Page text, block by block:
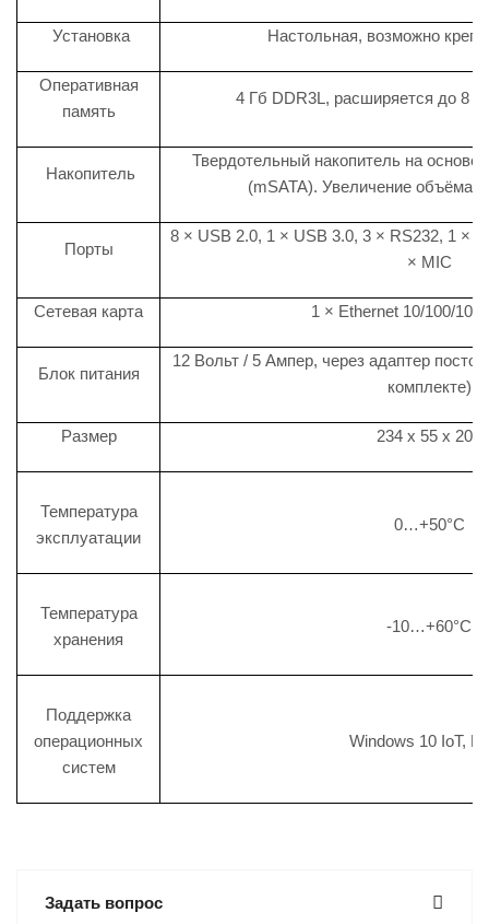
Установка Настольная, возможно
Оперативная
память
4 Гб DDR3L, расширяется до 8
Накопитель
Твердотельный накопитель на
(mSATA). Увеличение объёма
Порты
8 × USB 2.0, 1 × USB 3.0, 3 × RS232, 1 ×
× MIC
Сетевая карта 1 × Ethernet 10/100/
Блок питания
12 Вольт / 5 Ампер, через адаптер
комплекте)
Размер 234 х 55 х 207
Температура
эксплуатации
0…+50°C
Температура
хранения
-10…+60°C
Поддержка
операционных
систем
Windows 10 IoT,
Задать вопрос